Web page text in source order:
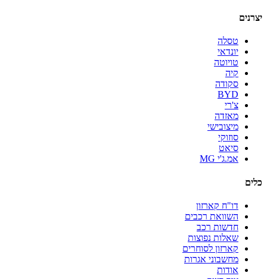
יצרנים
טסלה
יונדאי
טויוטה
קיה
סקודה
BYD
צ'רי
מאזדה
מיצובישי
סוזוקי
סיאט
אמ.ג'י MG
כלים
דו"ח קארזון
השוואת רכבים
חדשות רכב
שאלות נפוצות
קארזון לסוחרים
מחשבוני אגרות
אודות